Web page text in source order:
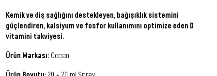
Kemik ve diş sağlığını destekleyen, bağışıklık sistemini
güçlendiren, kalsiyum ve fosfor kullanımını optimize eden D
vitamini takviyesi.
Ürün Markası: Ocean